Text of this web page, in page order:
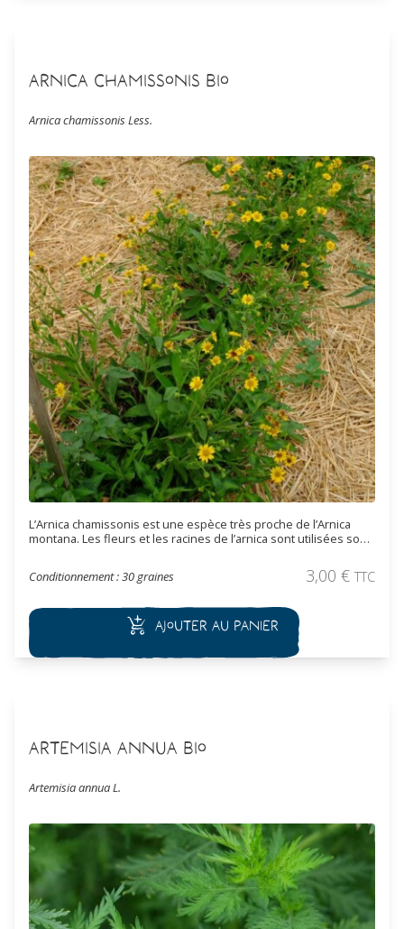
Arnica chamissonis Bio
Arnica chamissonis Less.
L’Arnica chamissonis est une espèce très proche de l’Arnica
montana. Les fleurs et les racines de l’arnica sont utilisées sous
être utilisée en tant que plante ornementale.
Conditionnement : 30 graines 3,00 € TTC
Ajouter au panier
Artemisia annua Bio
Artemisia annua L.